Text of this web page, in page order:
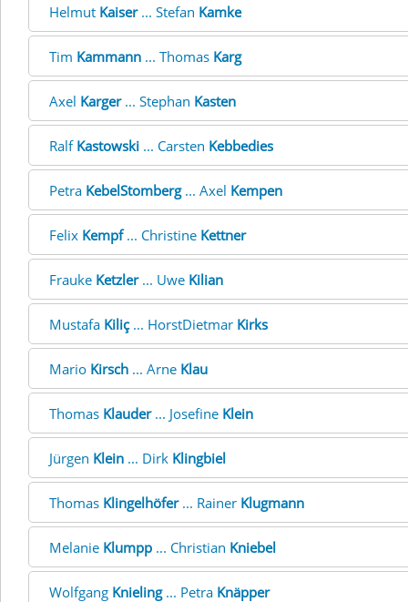
Helmut Kaiser... Stefan Kamke
Tim Kammann ... Thomas Karg
Axel Karger... Stephan Kasten
Ralf Kastowski ... Carsten Kebbedies
Petra KebelStomberg... Axel Kempen
Felix Kempf... Christine Kettner
Frauke Ketzler... Uwe Kilian
Mustafa Kiliç... HorstDietmar Kirks
Mario Kirsch ... Arne Klau
Thomas Klauder... Josefine Klein
Jürgen Klein ... Dirk Klingbiel
Thomas Klingelhöfer... Rainer Klugmann
Melanie Klumpp ... Christian Kniebel
Wolfgang Knieling... Petra Knäpper